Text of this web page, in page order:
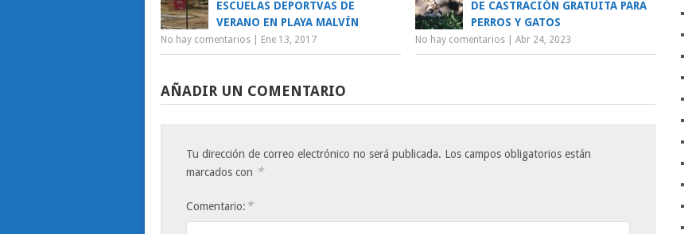
ESCUELAS DEPORTVAS DE
VERANO EN PLAYA MALVÍN
No hay comentarios Ene 13, 2017
DE CASTRACIÓN GRATUITA PARA
PERROS Y GATOS
No hay comentarios |Abr 24, 2023
AÑADIR UN COMENTARIO
Tu dirección de correo electrónico no será publicada. Los campos obligatorios están
marcados con *
Comentario: *